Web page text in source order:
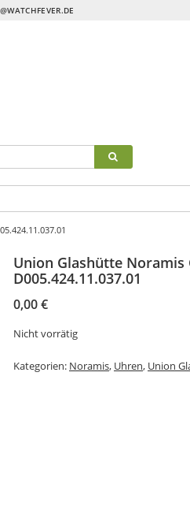
Union Glashütte Noramis
D005.424.11.037.01
0,00€
Nicht vorrätig
Kategorien: Noramis, Uhren, Union